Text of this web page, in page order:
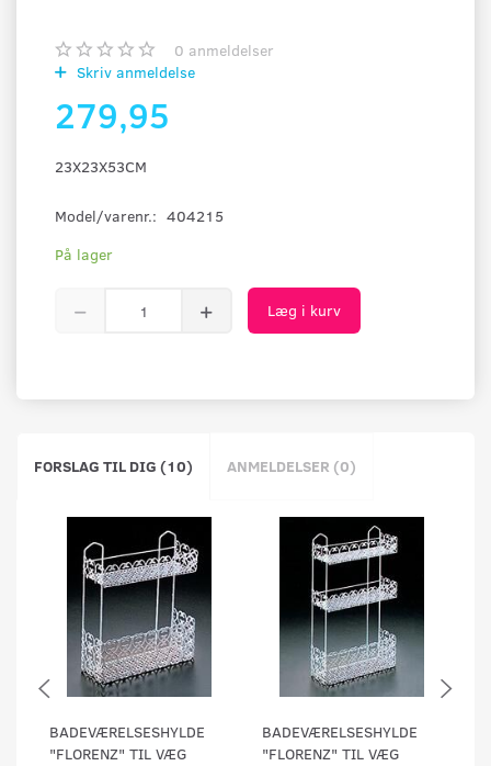
0 anmeldelser
Skriv anmeldelse
279,95
23X23X53CM
Model/varenr.: 404215
På lager
Læg i kurv
FORSLAG TIL DIG (10) ANMELDELSER (0)
BADEVÆRELSESHYLDE
"FLORENZ" TIL VÆG
BADEVÆRELSESHYLDE
"FLORENZ" TIL VÆG